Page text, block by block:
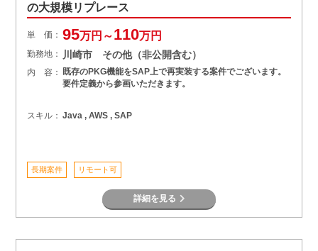
の大規模リプレース
単 価： 95万円～110万円
勤務地： 川崎市 その他（非公開含む）
内 容：
既存のPKG機能をSAP上で再実装する案件でございます。
要件定義から参画いただきます。
スキル： Java , AWS , SAP
長期案件 リモート可
詳細を見る